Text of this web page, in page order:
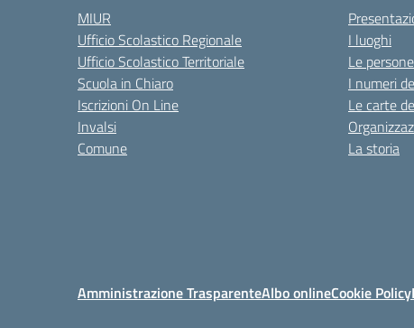
MIUR
Ufficio Scolastico Regionale
Ufficio Scolastico Territoriale
Scuola in Chiaro
Iscrizioni On Line
Invalsi
Comune
I luoghi
Le persone
I numeri
Le carte
La storia
Amministrazione TrasparenteAlbo onlineCookie Policy